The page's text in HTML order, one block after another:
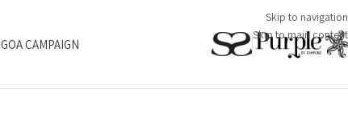
Skip to navigation
Skip to main content
GOA CAMPAIGN